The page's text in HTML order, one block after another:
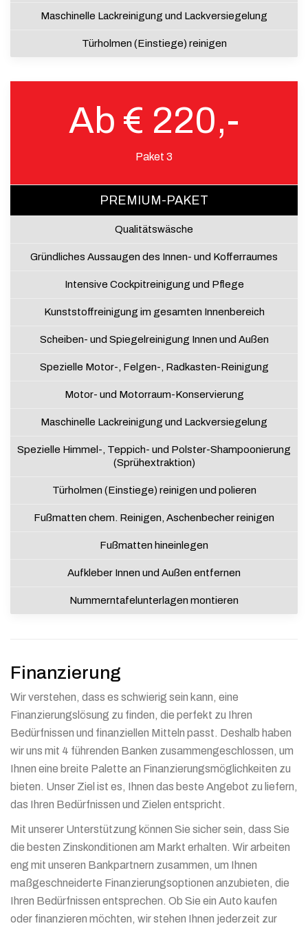
Maschinelle Lackreinigung und Lackversiegelung
Türholmen (Einstiege) reinigen
Ab € 220,-
Paket 3
PREMIUM-PAKET
Qualitätswäsche
Gründliches Aussaugen des Innen- und Kofferraumes
Intensive Cockpitreinigung und Pflege
Kunststoffreinigung im gesamten Innenbereich
Scheiben- und Spiegelreinigung Innen und Außen
Spezielle Motor-, Felgen-, Radkasten-Reinigung
Motor- und Motorraum-Konservierung
Maschinelle Lackreinigung und Lackversiegelung
Spezielle Himmel-, Teppich- und Polster-Shampoonierung
(Sprühextraktion)
Türholmen (Einstiege) reinigen und polieren
Fußmatten chem. Reinigen, Aschenbecher reinigen
Fußmatten hineinlegen
Aufkleber Innen und Außen entfernen
Nummerntafelunterlagen montieren
Finanzierung
Wir verstehen, dass es schwierig sein kann, eine
Finanzierungslösung zu finden, die perfekt zu Ihren
Bedürfnissen und finanziellen Mitteln passt. Deshalb haben
wir uns mit 4 führenden Banken zusammengeschlossen, um
Ihnen eine breite Palette an Finanzierungsmöglichkeiten zu
bieten. Unser Ziel ist es, Ihnen das beste Angebot zu liefern,
das Ihren Bedürfnissen und Zielen entspricht.
Mit unserer Unterstützung können Sie sicher sein, dass Sie
die besten Zinskonditionen am Markt erhalten. Wir arbeiten
eng mit unseren Bankpartnern zusammen, um Ihnen
maßgeschneiderte Finanzierungsoptionen anzubieten, die
Ihren Bedürfnissen entsprechen. Ob Sie ein Auto kaufen
oder finanzieren möchten, wir stehen Ihnen jederzeit zur